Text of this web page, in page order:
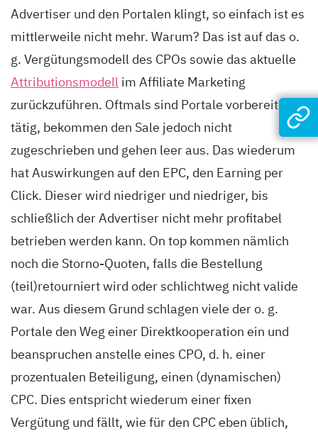
Advertiser und den Portalen klingt, so einfach ist es
mittlerweile nicht mehr. Warum? Das ist auf das o.
g. Vergütungsmodell des CPOs sowie das aktuelle
Attributionsmodell im Affiliate Marketing
zurückzuführen. Oftmals sind Portale vorbereitend
tätig, bekommen den Sale jedoch nicht
zugeschrieben und gehen leer aus. Das wiederum
hat Auswirkungen auf den EPC, den Earning per
Click. Dieser wird niedriger und niedriger, bis
schließlich der Advertiser nicht mehr profitabel
betrieben werden kann. On top kommen nämlich
noch die Storno-Quoten, falls die Bestellung
(teil)retourniert wird oder schlichtweg nicht valide
war. Aus diesem Grund schlagen viele der o. g.
Portale den Weg einer Direktkooperation ein und
beanspruchen anstelle eines CPO, d. h. einer
prozentualen Beteiligung, einen (dynamischen)
CPC. Dies entspricht wiederum einer fixen
Vergütung und fällt, wie für den CPC eben üblich,